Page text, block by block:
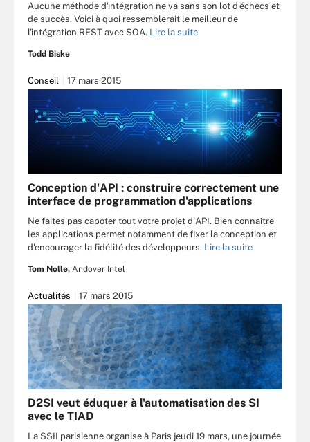
Aucune méthode d'intégration ne va sans son lot d'échecs et
de succès. Voici à quoi ressemblerait le meilleur de
l'intégration REST avec SOA. Lire la suite
Todd Biske
Conseil 17 mars 2015
Conception d'API : construire correctement une
interface de programmation d'applications
Ne faites pas capoter tout votre projet d'API. Bien connaître
les applications permet notamment de fixer la conception et
d'encourager la fidélité des développeurs. Lire la suite
Tom Nolle, Andover Intel
Actualités 17 mars 2015
D2SI veut éduquer à l'automatisation des SI
avec le TIAD
La SSII parisienne organise à Paris jeudi 19 mars, une journée